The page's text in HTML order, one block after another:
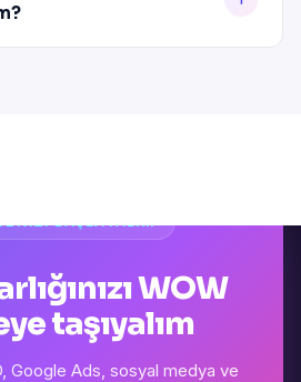
WOW
taşıyalım
Google Ads, sosyal medya ve